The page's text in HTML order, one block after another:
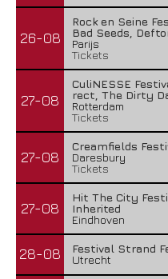
26-08
Rock en Seine
Bad Seeds,
Parijs
Tickets
27-08
CuliNESSE
rect, The Dirty
Rotterdam
Tickets
27-08
Creamfields
Daresbury
Tickets
27-08
Hit The City
Inherited
Eindhoven
28-08
Festival Strand
Utrecht